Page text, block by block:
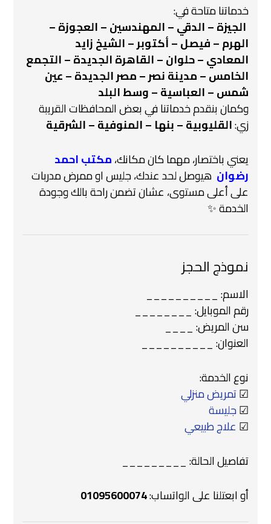
خدماتنا متاحة في:
الجيزة – الدقي – المهندسين – العجوزة –
الهرم – فيصل – أكتوبر – الشيخ زايد
المعادي – حلوان – القاهرة الجديدة – التجمع
الخامس – مدينة نصر – مصر الجديدة – عين
شمس – العباسية – وسط البلد
وكمان بنقدم خدماتنا في بعض المحافظات القريبة
زي:القليوبية – بنها – المنوفية – الشرقية
يعني باختصار، مهما كان مكانك،مكتب احمد
رضوان هيوصل لحد عندك، جليس او ممرض مدربات
على أعلى مستوى، عشان تضمن راحة بالك وجودة
الخدمة ✨
نموذج الحجز
الاسم: __________
رقم الموبايل: ________
سن المريض: ____
العنوان: __________
نوع الخدمة:
☑تمريض منزلي
☑جليسة
☑ علاج طبيعي
تفاصيل الحالة: _________
أو ابعتلنا على الواتساب:01095600074